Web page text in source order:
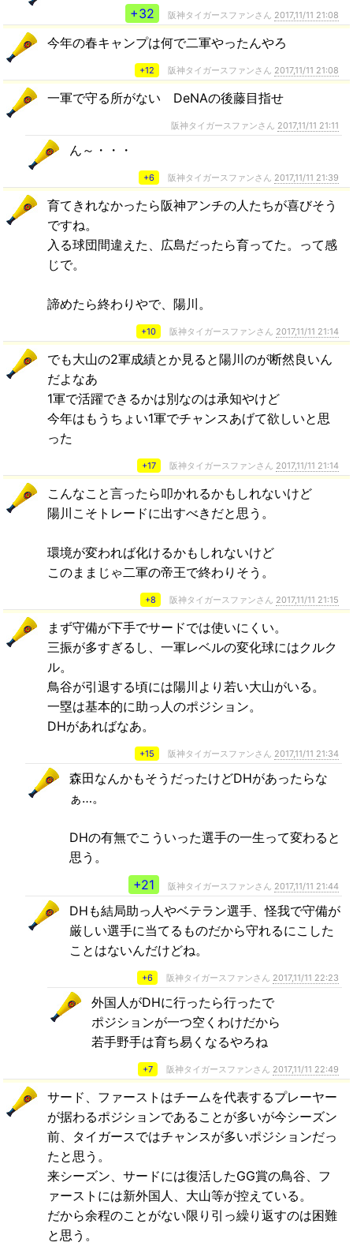
+32 阪神タイガースファンさん 2017,11/11 21:08
今年の春キャンプは何で二軍やったんやろ
+12 阪神タイガースファンさん 2017,11/11 21:08
一軍で守る所がない DeNAの後藤目指せ
阪神タイガースファンさん 2017,11/11 21:11
ん～・・・
+6 阪神タイガースファンさん 2017,11/11 21:39
育てきれなかったら阪神アンチの人たちが喜びそう
ですね。
入る球団間違えた、広島だったら育ってた。って感
じで。
諦めたら終わりやで、陽川。
+10 阪神タイガースファンさん 2017,11/11 21:14
でも大山の2軍成績とか見ると陽川のが断然良いん
だよなあ
1軍で活躍できるかは別なのは承知やけど
今年はもうちょい1軍でチャンスあげて欲しいと思
った
+17 阪神タイガースファンさん 2017,11/11 21:14
こんなこと言ったら叩かれるかもしれないけど
陽川こそトレードに出すべきだと思う。
環境が変われば化けるかもしれないけど
このままじゃ二軍の帝王で終わりそう。
+8 阪神タイガースファンさん 2017,11/11 21:15
まず守備が下手でサードでは使いにくい。
三振が多すぎるし、一軍レベルの変化球にはクルク
ル。
鳥谷が引退する頃には陽川より若い大山がいる。
一塁は基本的に助っ人のポジション。
DHがあればなあ。
+15 阪神タイガースファンさん 2017,11/11 21:34
森田なんかもそうだったけどDHがあったらな
ぁ…。
DHの有無でこういった選手の一生って変わると
思う。
+21
阪神タイガースファンさん 2017,11/11 21:44
DHも結局助っ人やベテラン選手、怪我で守備が
厳しい選手に当てるものだから守れるにこした
ことはないんだけどね。
+6 阪神タイガースファンさん 2017,11/11 22:23
外国人がDHに行ったら行ったで
ポジションが一つ空くわけだから
若手野手は育ち易くなるやろね
+7 阪神タイガースファンさん 2017,11/11 22:49
サード、ファーストはチームを代表するプレーヤー
が据わるポジションであることが多いが今シーズン
前、タイガースではチャンスが多いポジションだっ
たと思う。
来シーズン、サードには復活したGG賞の鳥谷、フ
ァーストには新外国人、大山等が控えている。
だから余程のことがない限り引っ繰り返すのは困難
と思う。